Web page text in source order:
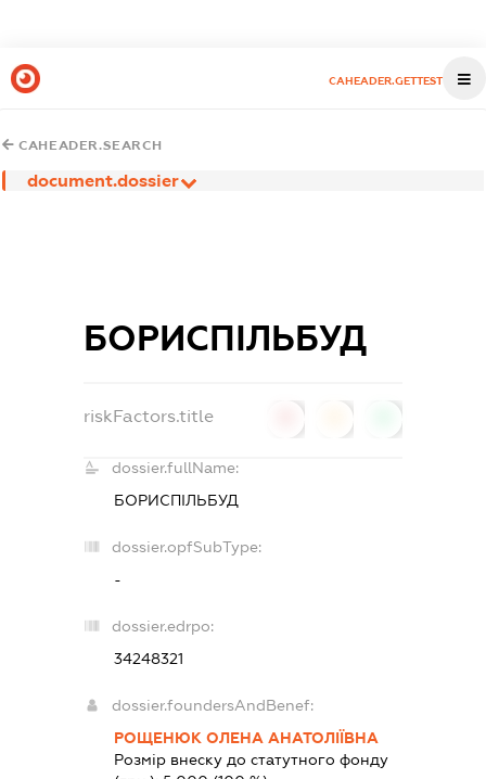
CAHEADER.GETTEST
CAHEADER.SEARCH
document.dossier
БОРИСПІЛЬБУД
riskFactors.title
dossier.fullName:
БОРИСПІЛЬБУД
dossier.opfSubType:
-
dossier.edrpo:
34248321
dossier.foundersAndBenef:
РОЩЕНЮК ОЛЕНА АНАТОЛІЇВНА
Розмір внеску до статутного фонду